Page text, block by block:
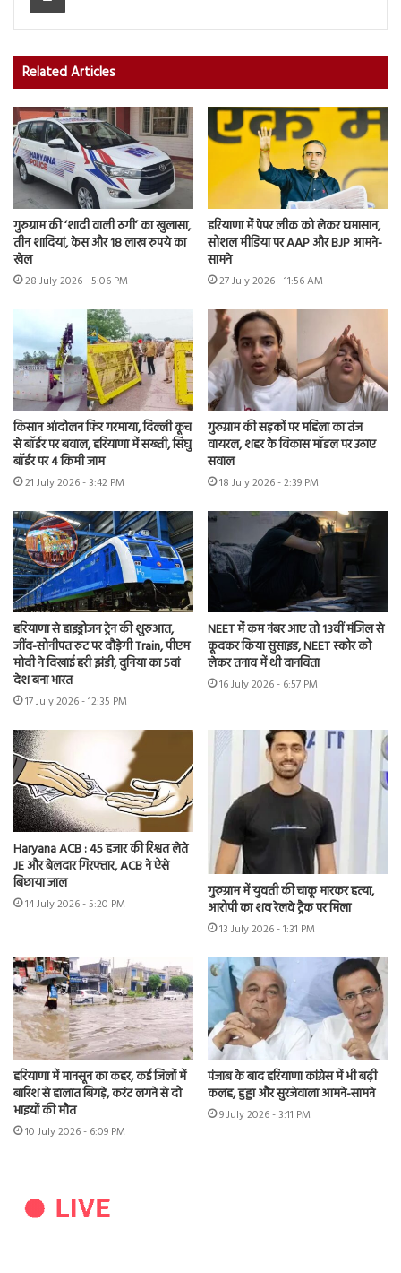
Related Articles
गुरुग्राम की ‘शादी वाली ठगी’ का खुलासा,
तीन शादियां, केस और 18 लाख रुपये का
खेल
28 July 2026 - 5:06 PM
हरियाणा में पेपर लीक को लेकर घमासान,
सोशल मीडिया पर AAP और BJP आमने-
सामने
27 July 2026 - 11:56 AM
किसान आंदोलन फिर गरमाया, दिल्ली कूच
से बॉर्डर पर बवाल, हरियाणा में सख्ती, सिंघु
बॉर्डर पर 4 किमी जाम
21 July 2026 - 3:42 PM
गुरुग्राम की सड़कों पर महिला का तंज
वायरल, शहर के विकास मॉडल पर उठाए
सवाल
18 July 2026 - 2:39 PM
हरियाणा से हाइड्रोजन ट्रेन की शुरुआत,
जींद-सोनीपत रुट पर दौड़ेगी Train, पीएम
मोदी ने दिखाई हरी झंडी, दुनिया का 5वां
देश बना भारत
17 July 2026 - 12:35 PM
NEET में कम नंबर आए तो 13वीं मंजिल से
कूदकर किया सुसाइड, NEET स्कोर को
लेकर तनाव में थी दानविता
16 July 2026 - 6:57 PM
Haryana ACB : 45 हजार की रिश्वत लेते
JE और बेलदार गिरफ्तार, ACB ने ऐसे
बिछाया जाल
14 July 2026 - 5:20 PM
गुरुग्राम में युवती की चाकू मारकर हत्या,
आरोपी का शव रेलवे ट्रैक पर मिला
13 July 2026 - 1:31 PM
हरियाणा में मानसून का कहर, कई जिलों में
बारिश से हालात बिगड़े, करंट लगने से दो
भाइयों की मौत
10 July 2026 - 6:09 PM
पंजाब के बाद हरियाणा कांग्रेस में भी बढ़ी
कलह, हुड्डा और सुरजेवाला आमने-सामने
9 July 2026 - 3:11 PM